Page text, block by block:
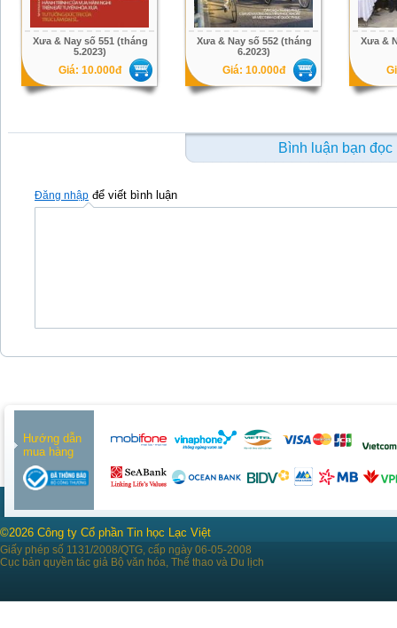
Xưa & Nay số 551 (tháng
5.2023)
Giá: 10.000đ
Xưa & Nay số 552 (tháng
6.2023)
Giá: 10.000đ
Xưa &
Bình luận bạn đọc
Đăng nhập để viết bình luận
Hướng dẫn
mua hàng
©2026 Công ty Cổ phần Tin học Lạc Việt
Giấy phép số 1131/2008/QTG, cấp ngày 06-05-2008
Cục bản quyền tác giả Bộ văn hóa, Thể thao và Du lịch